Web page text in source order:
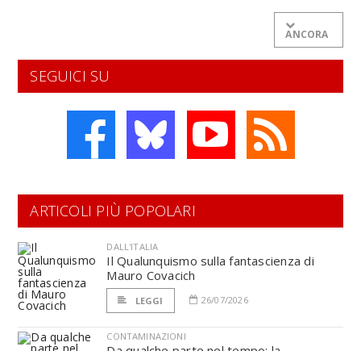
ANCORA
SEGUICI SU
ARTICOLI PIÙ POPOLARI
DALL'ITALIA
Il Qualunquismo sulla fantascienza di
Mauro Covacich
LEGGI 26/07/2026
CONTAMINAZIONI